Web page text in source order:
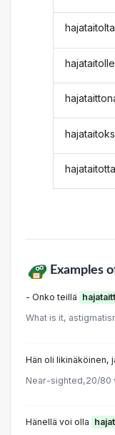
hajataitolta
hajataitolle
hajataitotta
Examples
- Onko teillä
What is it,
Hän oli likinäköinen,
Near-sighted,20/80
Hänellä voi olla